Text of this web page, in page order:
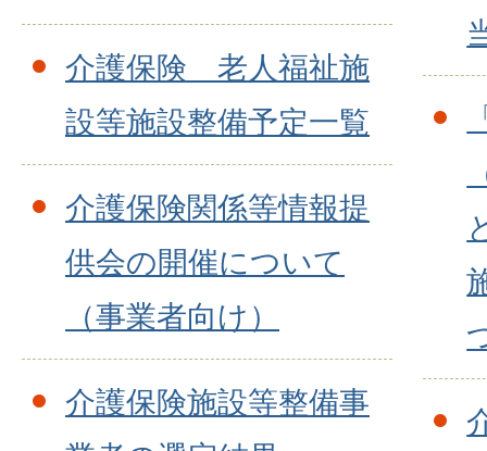
介護保険 老人福祉施
設等施設整備予定一覧
介護保険関係等情報提
供会の開催について
（事業者向け）
介護保険施設等整備事